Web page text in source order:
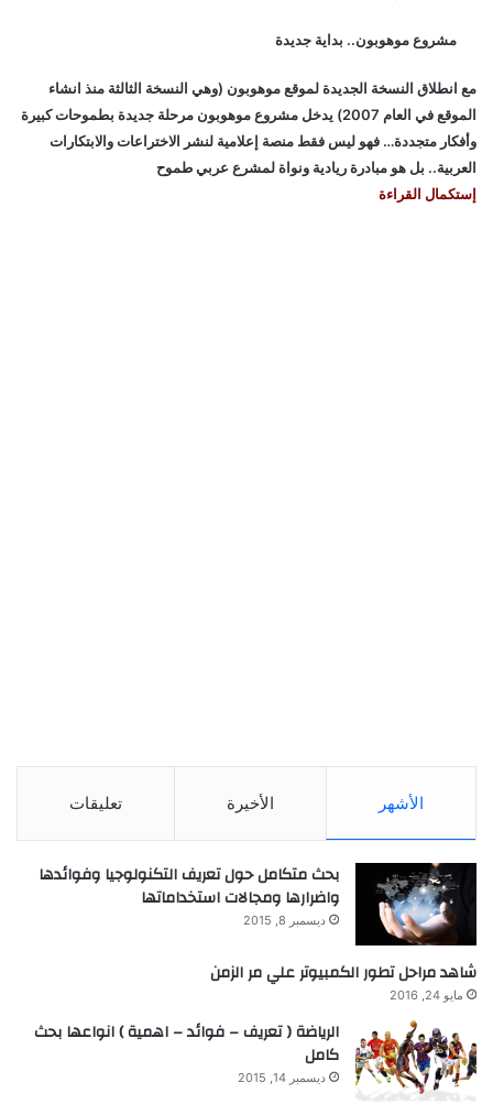
مشروع موهوبون.. بداية جديدة
مع انطلاق النسخة الجديدة لموقع موهوبون (وهي النسخة الثالثة منذ انشاء
الموقع في العام 2007) يدخل مشروع موهوبون مرحلة جديدة بطموحات كبيرة
وأفكار متجددة… فهو ليس فقط منصة إعلامية لنشر الاختراعات والابتكارات
العربية.. بل هو مبادرة ريادية ونواة لمشرع عربي طموح
إستكمال القراءة
الأشهر الأخيرة تعليقات
بحث متكامل حول تعريف التكنولوجيا وفوائدها
واضرارها ومجالات استخداماتها
ديسمبر 8, 2015
شاهد مراحل تطور الكمبيوتر علي مر الزمن
مايو 24, 2016
الرياضة ( تعريف – فوائد – اهمية ) انواعها بحث
كامل
ديسمبر 14, 2015